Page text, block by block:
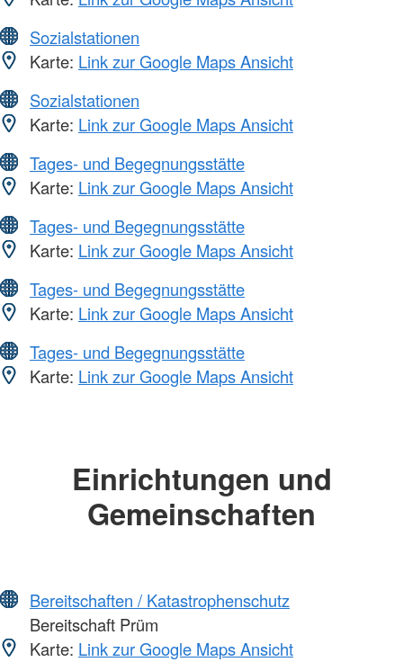
Sozialstationen
Karte: Link zur Google Maps Ansicht
Sozialstationen
Karte: Link zur Google Maps Ansicht
Tages- und Begegnungsstätte
Karte: Link zur Google Maps Ansicht
Tages- und Begegnungsstätte
Karte: Link zur Google Maps Ansicht
Tages- und Begegnungsstätte
Karte: Link zur Google Maps Ansicht
Tages- und Begegnungsstätte
Karte: Link zur Google Maps Ansicht
Einrichtungen und
Gemeinschaften
Bereitschaften / Katastrophenschutz
Bereitschaft Prüm
Karte: Link zur Google Maps Ansicht